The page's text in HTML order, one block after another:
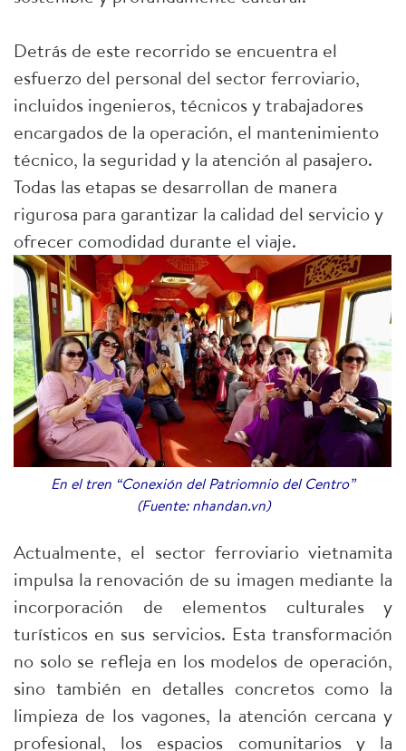
Detrás de este recorrido se encuentra el
esfuerzo del personal del sector ferroviario,
incluidos ingenieros, técnicos y trabajadores
encargados de la operación, el mantenimiento
técnico, la seguridad y la atención al pasajero.
Todas las etapas se desarrollan de manera
rigurosa para garantizar la calidad del servicio y
ofrecer comodidad durante el viaje.
En el tren “Conexión del Patriomnio del Centro”
(Fuente: nhandan.vn)
Actualmente, el sector ferroviario vietnamita
impulsa la renovación de su imagen mediante la
incorporación de elementos culturales y
turísticos en sus servicios. Esta transformación
no solo se refleja en los modelos de operación,
sino también en detalles concretos como la
limpieza de los vagones, la atención cercana y
profesional, los espacios comunitarios y la